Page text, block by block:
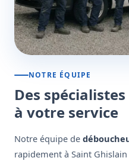
NOTRE ÉQUIPE
Des
à votre service
Notre équipe de
rapidement à Saint